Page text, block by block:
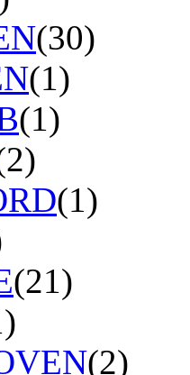
(30)
(1)
(1)
(1)
(21)
(2)